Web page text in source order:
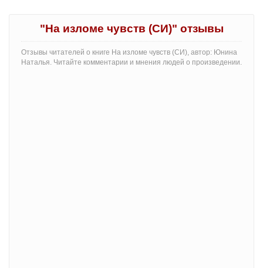
"На изломе чувств (СИ)" отзывы
Отзывы читателей о книге На изломе чувств (СИ), автор: Юнина
Наталья. Читайте комментарии и мнения людей о произведении.